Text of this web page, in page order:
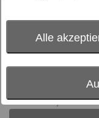
Alle
Lieferkosten jetzt